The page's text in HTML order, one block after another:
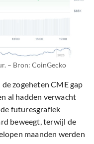
– Bron: CoinGecko
zogeheten CME gap
al hadden verwacht
futuresgrafiek
beweegt, terwijl de
maanden werden